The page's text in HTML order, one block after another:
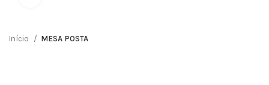
Início MESA POSTA